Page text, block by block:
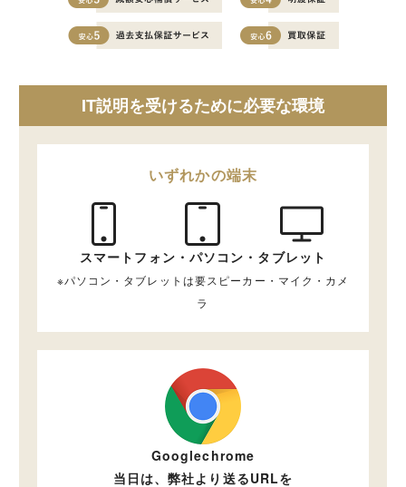
IT説明を受けるために必要な環境
いずれかの端末
スマートフォン・パソコン・タブレット
※パソコン・タブレットは要スピーカー・マイク・カメ
ラ
Googlechrome
当日は、弊社より送るURLを